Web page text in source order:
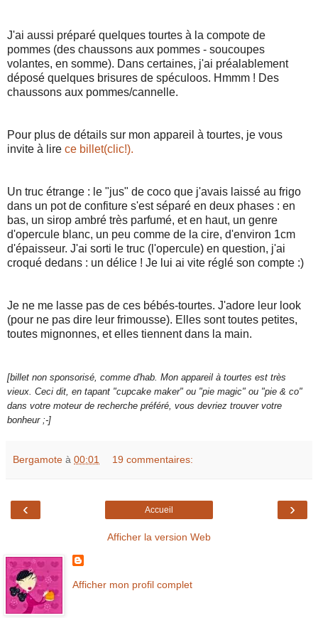
J'ai aussi préparé quelques tourtes à la compote de
pommes (des chaussons aux pommes - soucoupes
volantes, en somme). Dans certaines, j'ai préalablement
déposé quelques brisures de spéculoos. Hmmm ! Des
chaussons aux pommes/cannelle.
Pour plus de détails sur mon appareil à tourtes, je vous
invite à lire ce billet(clic!).
Un truc étrange : le "jus" de coco que j'avais laissé au frigo
dans un pot de confiture s'est séparé en deux phases : en
bas, un sirop ambré très parfumé, et en haut, un genre
d'opercule blanc, un peu comme de la cire, d'environ 1cm
d'épaisseur. J'ai sorti le truc (l'opercule) en question, j'ai
croqué dedans : un délice ! Je lui ai vite réglé son compte :)
Je ne me lasse pas de ces bébés-tourtes. J'adore leur look
(pour ne pas dire leur frimousse). Elles sont toutes petites,
toutes mignonnes, et elles tiennent dans la main.
[billet non sponsorisé, comme d'hab. Mon appareil à tourtes est très
vieux. Ceci dit, en tapant "cupcake maker" ou "pie magic" ou "pie & co"
dans votre moteur de recherche préféré, vous devriez trouver votre
bonheur ;-]
Bergamote à 00:01 19 commentaires:
‹ ›
Accueil
Afficher la version Web
Afficher mon profil complet